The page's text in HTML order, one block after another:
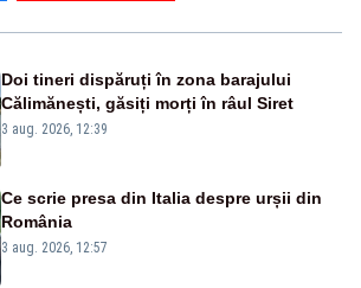
Doi tineri dispăruți în zona barajului
Călimănești, găsiți morți în râul Siret
3 aug. 2026, 12:39
Ce scrie presa din Italia despre urșii din
România
3 aug. 2026, 12:57